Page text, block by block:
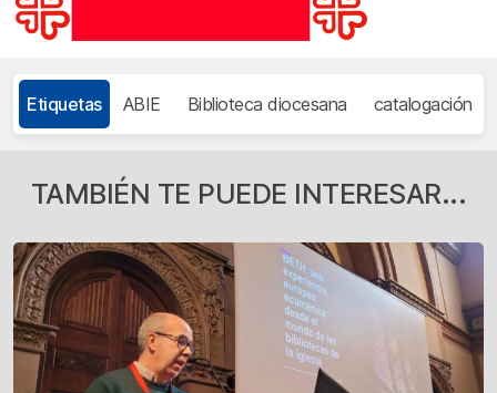
Etiquetas ABIE Biblioteca diocesana catalogación
TAMBIÉN TE PUEDE INTERESAR...